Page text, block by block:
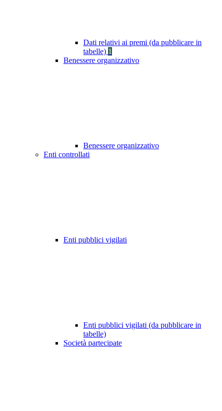
Dati relativi ai premi (da pubblicare in
tabelle) 1
Benessere organizzativo
Benessere organizzativo
Enti controllati
Enti pubblici vigilati
Enti pubblici vigilati (da pubblicare in
tabelle)
Società partecipate